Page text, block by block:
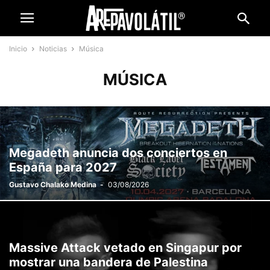
Inicio Noticias Música
MÚSICA
Megadeth anuncia dos conciertos en
España para 2027
Gustavo Chalako Medina - 03/08/2026
Massive Attack vetado en Singapur por
mostrar una bandera de Palestina